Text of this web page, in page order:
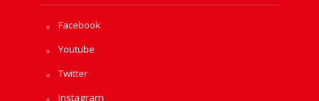
Facebook
Youtube
Twitter
Instagram